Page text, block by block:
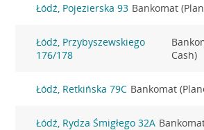
Łódź, Pojezierska 93 Bankomat
Łódź, Przybyszewskiego
176/178
Cash)
Łódź, Retkińska 79C Bankomat
Łódź, Rydza Śmigłego 32A